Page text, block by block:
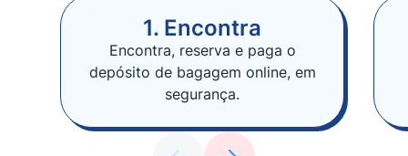
1. Encontra
Encontra, reserva e paga o
depósito de bagagem online, em
segurança.